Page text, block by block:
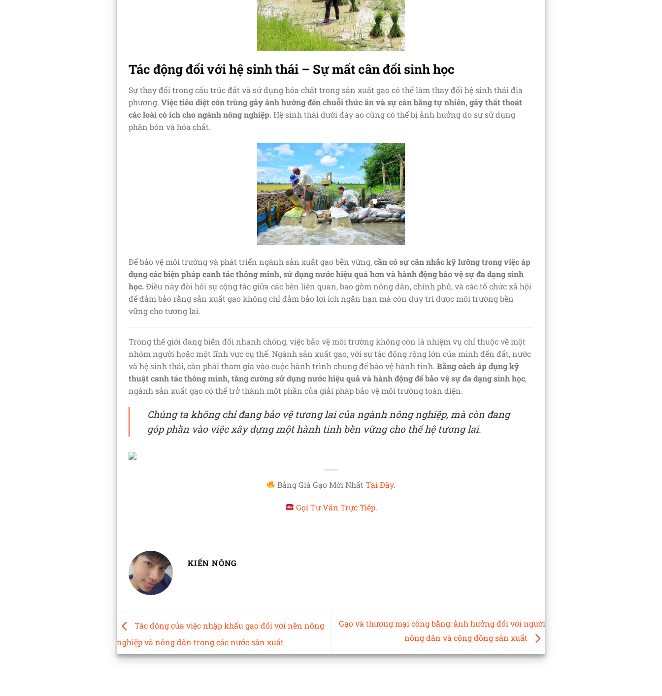
Tác động đối với hệ sinh thái – Sự mất cân đối sinh học
Sự thay đổi trong cấu trúc đất và sử dụng hóa chất trong sản xuất gạo có thể làm thay đổi hệ sinh thái địa
phương. Việc tiêu diệt côn trùng gây ảnh hưởng đến chuỗi thức ăn và sự cân bằng tự nhiên, gây thất thoát
các loài có ích cho ngành nông nghiệp.Hệ sinh thái dưới đáy ao cũng có thể bị ảnh hưởng do sự sử dụng
phân bón và hóa chất.
Để bảo vệ môi trường và phát triển ngành sản xuất gạo bền vững,cần có sự cân nhắc kỹ lưỡng trong việc áp
dụng các biện pháp canh tác thông minh, sử dụng nước hiệu quả hơn và hành động bảo vệ sự đa dạng sinh
học.Điều này đòi hỏi sự cộng tác giữa các bên liên quan, bao gồm nông dân, chính phủ, và các tổ chức xã hội
để đảm bảo rằng sản xuất gạo không chỉ đảm bảo lợi ích ngắn hạn mà còn duy trì được môi trường bền
vững cho tương lai.
Trong thế giới đang biến đổi nhanh chóng, việc bảo vệ môi trường không còn là nhiệm vụ chỉ thuộc về một
nhóm người hoặc một lĩnh vực cụ thể. Ngành sản xuất gạo, với sự tác động rộng lớn của mình đến đất, nước
và hệ sinh thái, cần phải tham gia vào cuộc hành trình chung để bảo vệ hành tinh. Bằng cách áp dụng kỹ
thuật canh tác thông minh, tăng cường sử dụng nước hiệu quả và hành động để bảo vệ sự đa dạng sinh học,
ngành sản xuất gạo có thể trở thành một phần của giải pháp bảo vệ môi trường toàn diện.
Chúng ta không chỉ đang bảo vệ tương lai của ngành nông nghiệp, mà còn đang
góp phần vào việc xây dựng một hành tinh bền vững cho thế hệ tương lai.
Bảng Giá Gạo Mới NhấtTại Đây.
Gọi Tư Vấn Trực Tiếp.
KIẾN NÔNG
Tác động của việc nhập khẩu gạo đối với nền nông
nghiệp và nông dân trong các nước sản xuất
Gạo và thương mại công bằng: ảnh hưởng đối với người
nông dân và cộng đồng sản xuất